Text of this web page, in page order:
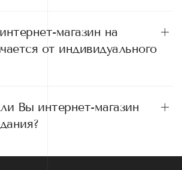
магазин на
от индивидуального
Вы интернет-магазин